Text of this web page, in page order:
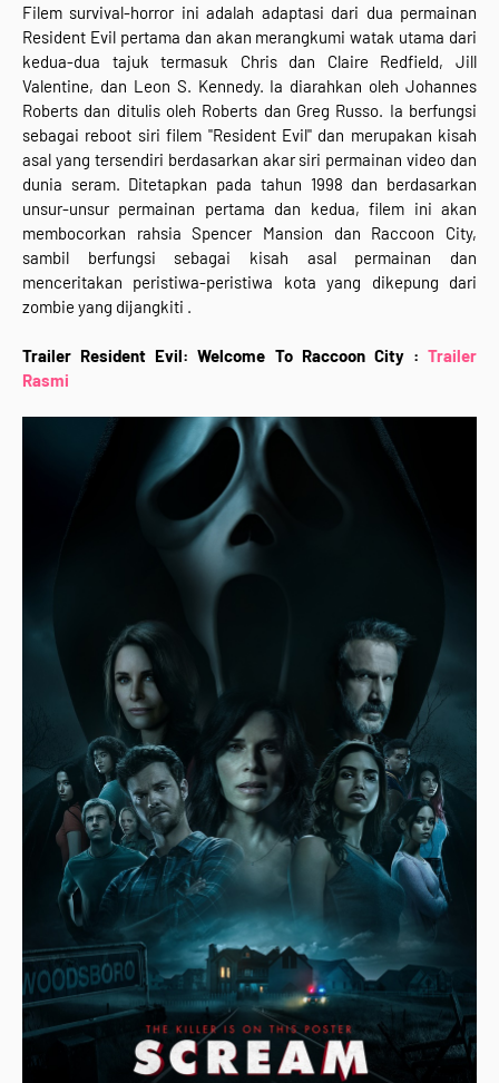
Filem survival-horror ini adalah adaptasi dari dua permainan
Resident Evil pertama dan akan merangkumi watak utama dari
kedua-dua tajuk termasuk Chris dan Claire Redfield, Jill
Valentine, dan Leon S. Kennedy. Ia diarahkan oleh Johannes
Roberts dan ditulis oleh Roberts dan Greg Russo. Ia berfungsi
sebagai reboot siri filem "Resident Evil" dan merupakan kisah
asal yang tersendiri berdasarkan akar siri permainan video dan
dunia seram. Ditetapkan pada tahun 1998 dan berdasarkan
unsur-unsur permainan pertama dan kedua, filem ini akan
membocorkan rahsia Spencer Mansion dan Raccoon City,
sambil berfungsi sebagai kisah asal permainan dan
menceritakan peristiwa-peristiwa kota yang dikepung dari
zombie yang dijangkiti .
Trailer Resident Evil: Welcome To Raccoon City : Trailer
Rasmi